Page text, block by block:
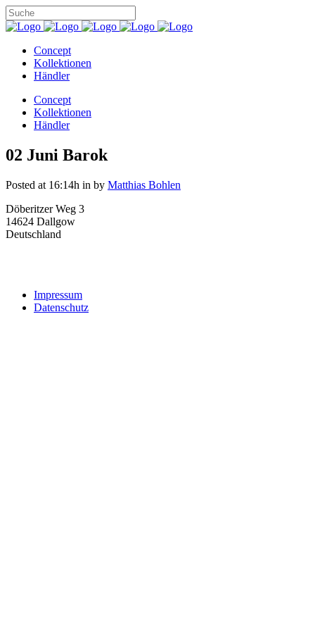
Concept
Kollektionen
Händler
Concept
Kollektionen
Händler
02 Juni Barok
Posted at 16:14h in by Matthias Bohlen
Döberitzer Weg 3
14624 Dallgow
Deutschland
Impressum
Datenschutz